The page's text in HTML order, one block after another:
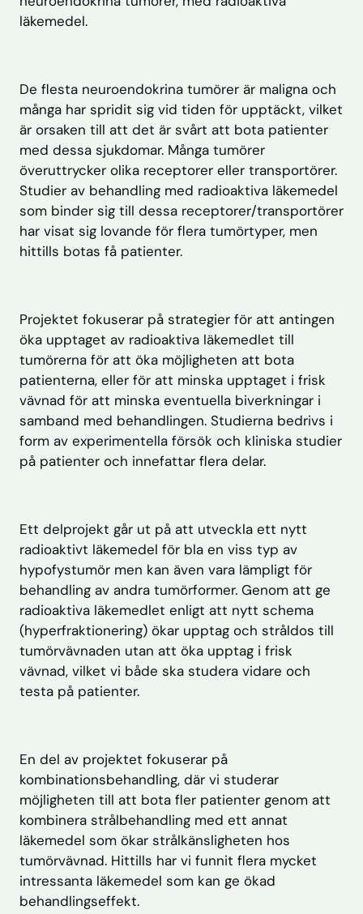
läkemedel.
De flesta neuroendokrina tumörer är maligna och
många har spridit sig vid tiden för upptäckt, vilket
är orsaken till att det är svårt att bota patienter
med dessa sjukdomar. Många tumörer
överuttrycker olika receptorer eller transportörer.
Studier av behandling med radioaktiva läkemedel
som binder sig till dessa receptorer/transportörer
har visat sig lovande för flera tumörtyper, men
hittills botas få patienter.
Projektet fokuserar på strategier för att antingen
öka upptaget av radioaktiva läkemedlet till
tumörerna för att öka möjligheten att bota
patienterna, eller för att minska upptaget i frisk
vävnad för att minska eventuella biverkningar i
samband med behandlingen. Studierna bedrivs i
form av experimentella försök och kliniska studier
på patienter och innefattar flera delar.
Ett delprojekt går ut på att utveckla ett nytt
radioaktivt läkemedel för bla en viss typ av
hypofystumör men kan även vara lämpligt för
behandling av andra tumörformer. Genom att ge
radioaktiva läkemedlet enligt att nytt schema
(hyperfraktionering) ökar upptag och stråldos till
tumörvävnaden utan att öka upptag i frisk
vävnad, vilket vi både ska studera vidare och
testa på patienter.
En del av projektet fokuserar på
kombinationsbehandling, där vi studerar
möjligheten till att bota fler patienter genom att
kombinera strålbehandling med ett annat
läkemedel som ökar strålkänsligheten hos
tumörvävnad. Hittills har vi funnit flera mycket
intressanta läkemedel som kan ge ökad
behandlingseffekt.